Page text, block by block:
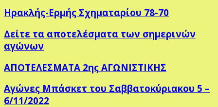
Ηρακλής-Ερμής Σχηματαρίου 78-70
Δείτε τα αποτελέσματα των σημερινών
αγώνων
ΑΠΟΤΕΛΕΣΜΑΤΑ 2ης ΑΓΩΝΙΣΤΙΚΗΣ
Αγώνες Μπάσκετ του Σαββατοκύριακου 5 –
6/11/2022